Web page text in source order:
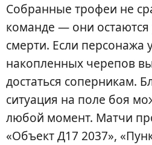
Собранные трофеи не
команде — они остаются
смерти. Если персонажа
накопленных черепов
достаться соперникам.
ситуация на поле боя
любой момент. Матчи
«Объект Д17 2037»,